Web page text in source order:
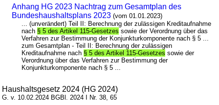
Anhang HG 2023 Nachtrag zum Gesamtplan des
Bundeshaushaltsplans 2023 (vom 01.01.2023)
... (unverändert) Teil II: Berechnung der zulässigen Kreditaufnahme
nach § 5 des Artikel 115-Gesetzes sowie der Verordnung über das
Verfahren zur Bestimmung der Konjunkturkomponente nach § 5 ...
zum Gesamtplan - Teil II: Berechnung der zulässigen
Kreditaufnahme nach § 5 des Artikel 115-Gesetzes sowie der
Verordnung über das Verfahren zur Bestimmung der
Konjunkturkomponente nach § 5 ...
Haushaltsgesetz 2024 (HG 2024)
G. v. 10.02.2024 BGBl. 2024 I Nr. 38, 65